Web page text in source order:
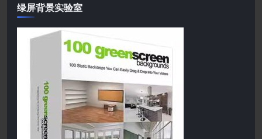
绿屏背景实验室